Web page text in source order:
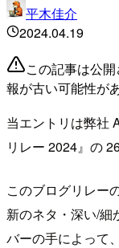
平木佳介
2024.04.19
この記事は公
報が古い可能性が
当エントリは弊社
リレー 2024』の
このブログリレー
新のネタ・深い/細
バーの手によって